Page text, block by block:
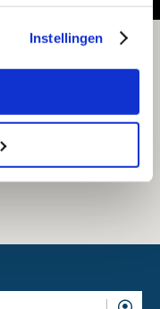
Instellingen